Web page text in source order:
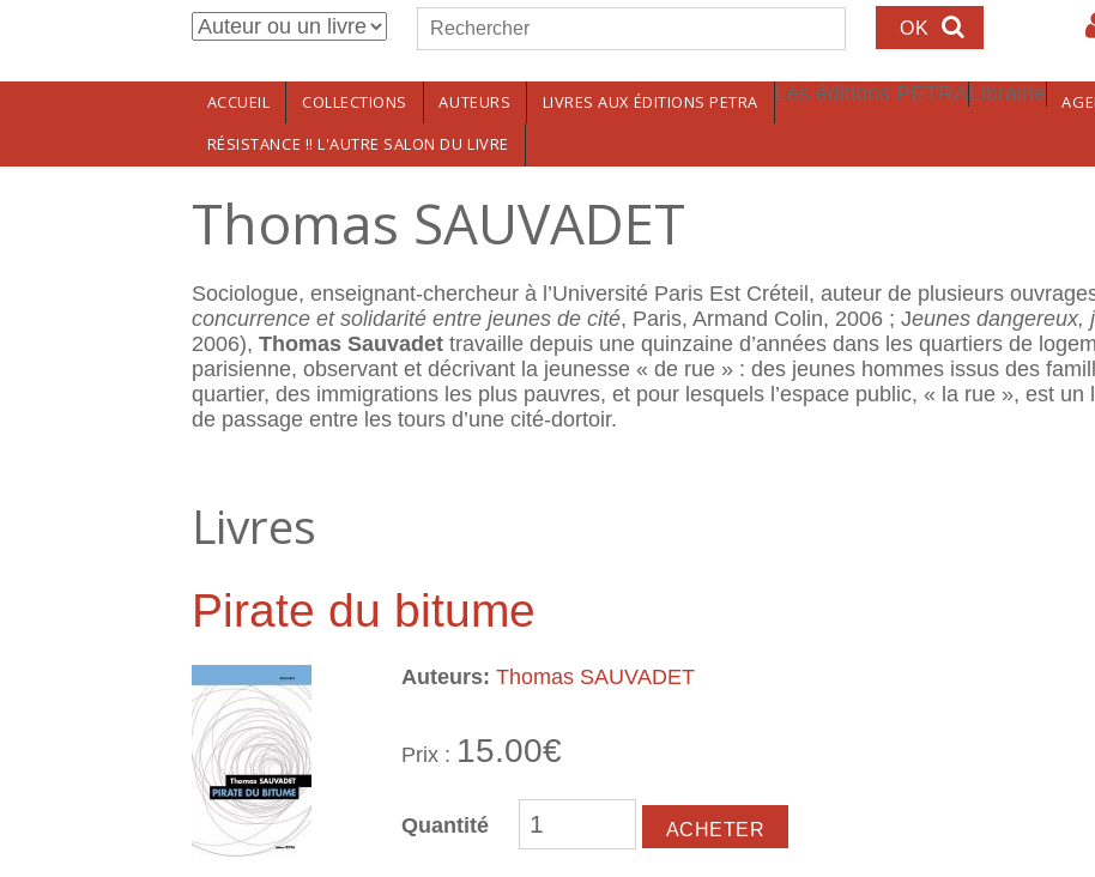
Aller au contenu principalFormulaire de recherche
Rechercher
ACCUEIL COLLECTIONS AUTEURS LIVRES AUX ÉDITIONS PETRA Les éditions PETRALibrairie
RÉSISTANCE !! L'AUTRE SALON DU LIVRE
Thomas SAUVADET
Sociologue, enseignant-chercheur à l’Université Paris Est Créteil, auteur de plusieurs
concurrence et solidarité entre jeunes de cité, Paris, Armand Colin, 2006 ; Jeunes dangereux,
2006), Thomas Sauvadet travaille depuis une quinzaine d’années dans les quartiers de
parisienne, observant et décrivant la jeunesse « de rue » : des jeunes hommes issus des
quartier, des immigrations les plus pauvres, et pour lesquels l’espace public, « la rue », est
de passage entre les tours d’une cité-dortoir.
Livres
Pirate du bitume
Auteurs: Thomas SAUVADET
Prix : 15.00€
Quantité